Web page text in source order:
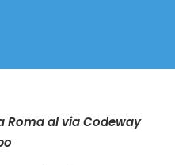
Roma al via Codeway